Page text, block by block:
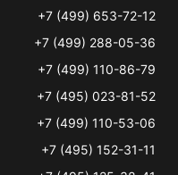
+7 (499) 653-72-12
+7 (499) 288-05-36
+7 (499) 110-86-79
+7 (495) 023-81-52
+7 (499) 110-53-06
+7 (495) 152-31-11